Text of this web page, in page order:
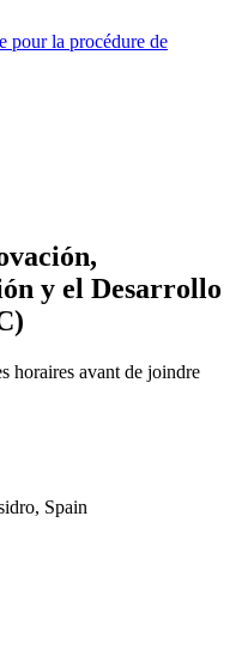
pour la procédure de
y el Desarrollo
horaires avant de joindre
Spain